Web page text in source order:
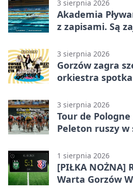
3 sierpnia 2026
Akademia
z zapisami. Są
3 sierpnia 2026
Gorzów zagra
orkiestra
3 sierpnia 2026
Tour de
Peleton ruszy
1 sierpnia 2026
[PIŁKA NOŻNA]
Warta Gorzów